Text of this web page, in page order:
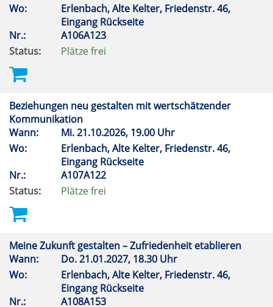
Wo:
Erlenbach, Alte Kelter, Friedenstr. 46,
Eingang Rückseite
Nr.:
A106A123
Status:
Plätze frei
Beziehungen neu gestalten mit wertschätzender
Kommunikation
Wann:
Mi.21.10.2026, 19.00 Uhr
Wo:
Erlenbach, Alte Kelter, Friedenstr. 46,
Eingang Rückseite
Nr.:
A107A122
Status:
Plätze frei
Meine Zukunft gestalten – Zufriedenheit etablieren
Wann:
Do.21.01.2027, 18.30 Uhr
Wo:
Erlenbach, Alte Kelter, Friedenstr. 46,
Eingang Rückseite
Nr.:
A108A153